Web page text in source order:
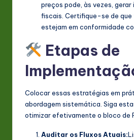
preços pode, às vezes,
fiscais. Certifique-se de que
estejam em conformidade
Etapas de
Colocar essas estratégias em
abordagem sistemática. Siga
otimizar efetivamente o bloco de
Auditar os Fluxos Atuais: